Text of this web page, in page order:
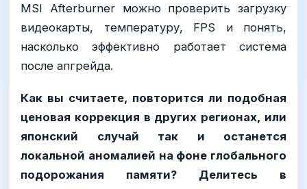
MSI Afterburner можно проверить загрузку
видеокарты, температуру, FPS и понять,
насколько эффективно работает система
после апгрейда.
Как вы считаете, повторится ли подобная
ценовая коррекция в других регионах, или
японский случай так и останется
локальной аномалией на фоне глобального
подорожания памяти? Делитесь в